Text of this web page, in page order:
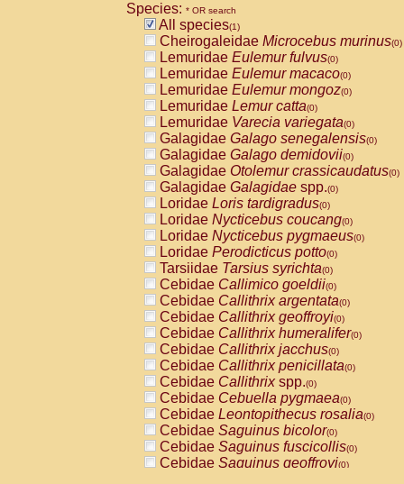
Species: * OR search
All species(1)
Cheirogaleidae Microcebus murinus(0)
Lemuridae Eulemur fulvus(0)
Lemuridae Eulemur macaco(0)
Lemuridae Eulemur mongoz(0)
Lemuridae Lemur catta(0)
Lemuridae Varecia variegata(0)
Galagidae Galago senegalensis(0)
Galagidae Galago demidovii(0)
Galagidae Otolemur crassicaudatus(0)
Galagidae Galagidae spp.(0)
Loridae Loris tardigradus(0)
Loridae Nycticebus coucang(0)
Loridae Nycticebus pygmaeus(0)
Loridae Perodicticus potto(0)
Tarsiidae Tarsius syrichta(0)
Cebidae Callimico goeldii(0)
Cebidae Callithrix argentata(0)
Cebidae Callithrix geoffroyi(0)
Cebidae Callithrix humeralifer(0)
Cebidae Callithrix jacchus(0)
Cebidae Callithrix penicillata(0)
Cebidae Callithrixspp.(0)
Cebidae Cebuella pygmaea(0)
Cebidae Leontopithecus rosalia(0)
Cebidae Saguinus bicolor(0)
Cebidae Saguinus fuscicollis(0)
Cebidae Saguinus geoffroyi(0)